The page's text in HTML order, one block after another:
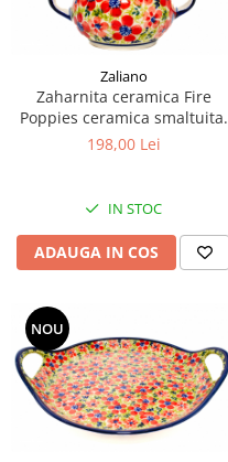
Zaliano
Zaharnita ceramica Fire
Poppies ceramica smaltuita,
pictata manual, 350 ml
198,00 Lei
IN STOC
ADAUGA IN COS
NOU